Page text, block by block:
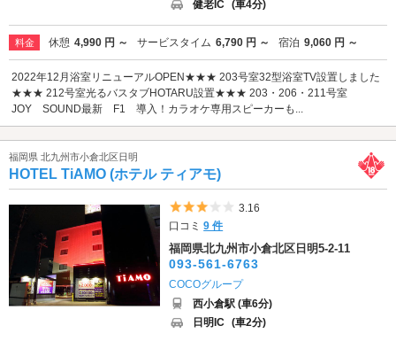
健老IC (車4分)
料金 休憩 4,990 円 ～ サービスタイム 6,790 円 ～ 宿泊 9,060 円 ～
2022年12月浴室リニューアルOPEN★★★ 203号室32型浴室TV設置しました
★★★ 212号室光るバスタブHOTARU設置★★★ 203・206・211号室
JOY SOUND最新 F1 導入！カラオケ専用スピーカーも...
福岡県 北九州市小倉北区日明
HOTEL TiAMO (ホテル ティアモ)
5つ星のうち3
3.16
口コミ9 件
福岡県北九州市小倉北区日明5-2-11
093-561-6763
COCOグループ
西小倉駅 (車6分)
日明IC (車2分)